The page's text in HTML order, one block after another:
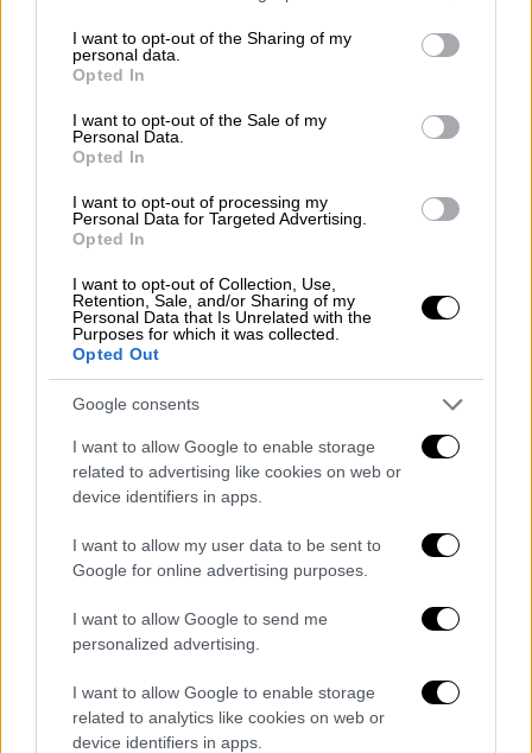
not limited to your visit or usage behaviour. You may click to
grant or deny consent to Google and its third-party tags to
use your data for below specified purposes in below Google
consent section.
I want to opt-out of the Sharing of my
personal data.
Opted In
I want to opt-out of the Sale of my
Personal Data.
Opted In
I want to opt-out of processing my
Personal Data for Targeted Advertising.
Opted In
I want to opt-out of Collection, Use,
Retention, Sale, and/or Sharing of my
Personal Data that Is Unrelated with the
Purposes for which it was collected.
Opted Out
Google consents
I want to allow Google to enable storage
related to advertising like cookies on web or
device identifiers in apps.
I want to allow my user data to be sent to
Google for online advertising purposes.
I want to allow Google to send me
personalized advertising.
I want to allow Google to enable storage
related to analytics like cookies on web or
device identifiers in apps.
Επεισόδιο μεταξύ μοτοσικλετιστών
στην Κυψέλη: Έβγαλε όπλο και τον
πυροβόλησε στα πόδια
Σύμφωνα με τις έως τώρα πληροφορίες, όλα
άνδρες μετέβησαν σε σπίτι όπου
συναντήθηκαν με δύο άλλα άτομα
Ακολούθησε, κατά τις ίδιες πληροφορίες,
επεισόδιο μεταξύ των τριών πρώτων
ανδρών, για άγνωστη μέχρι στιγμής αιτία, με
αποτέλεσμα να πέσει νεκρός από
πυροβολισμό έναςεξ αυτών.
Στη συνέχεια, οι δράστες φόρτωσαν τη σορό
σε πορτμπαγκάζ αυτοκινήτου και τη
εγκατέλειψαν.
Τα σχολιά σας δημοσιεύονται άμεσα με δική σας ευθύνη. Το
ΕΘΝΟΣ θα παρεμβαίνει και τα προσβλητικά σχόλια θα